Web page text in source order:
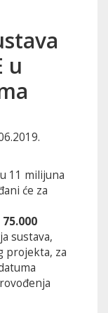
u
11 milijuna
će za
75.000
sustava,
projekta, za